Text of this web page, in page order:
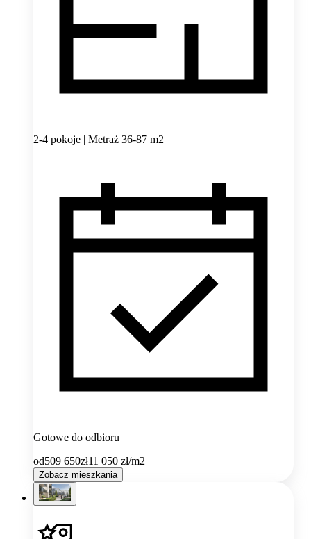
2-4 pokoje | Metraż 36-87 m2
Gotowe do odbioru
od509 650zł11 050 zł/m2
Zobacz mieszkania